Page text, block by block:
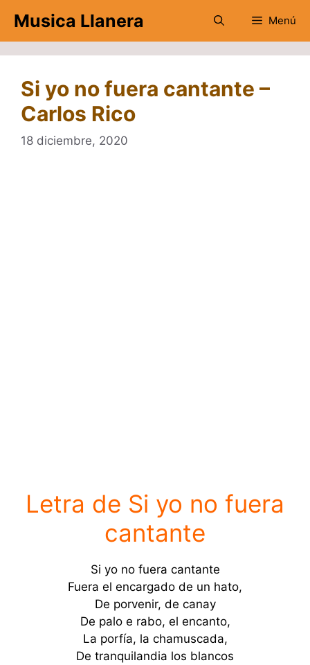
contenido
Musica Llanera Menú
Si yo no fuera cantante –
Carlos Rico
18 diciembre, 2020
Letra de Si yo no fuera
cantante
Si yo no fuera cantante
Fuera el encargado de un hato,
De porvenir, de canay
De palo e rabo, el encanto,
La porfía, la chamuscada,
De tranquilandia los blancos